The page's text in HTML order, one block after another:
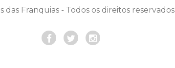
das Franquias - Todos os direitos reservados